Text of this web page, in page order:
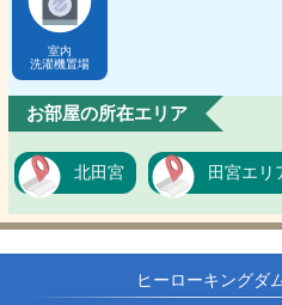
室内
洗濯機置場
お部屋の所在エリア
北田宮 田宮エリ
ヒーローキングダ